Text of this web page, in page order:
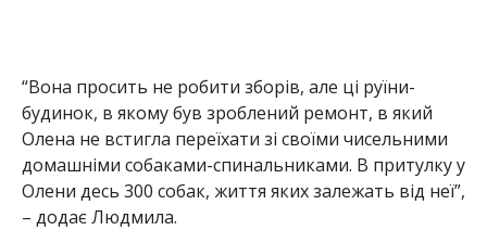
“Вона просить не робити зборів, але ці руїни-
будинок, в якому був зроблений ремонт, в який
Олена не встигла переїхати зі своїми чисельними
домашніми собаками-спинальниками. В притулку у
Олени десь 300 собак, життя яких залежать від неї”,
– додає Людмила.